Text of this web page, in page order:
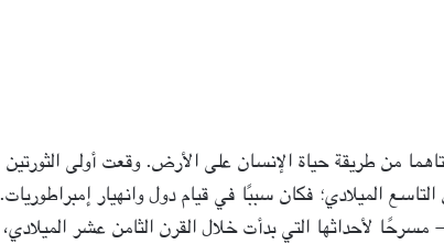
من طريقة حياة الإنسان على الأرض. وقعت أولى الثورتين
الميلادي؛ فكان سببًا في قيام دول وانهيار إمبراطوريات.
مسرحًا لأحداثها التي بدأت خلال القرن الثامن عشر الميلادي،